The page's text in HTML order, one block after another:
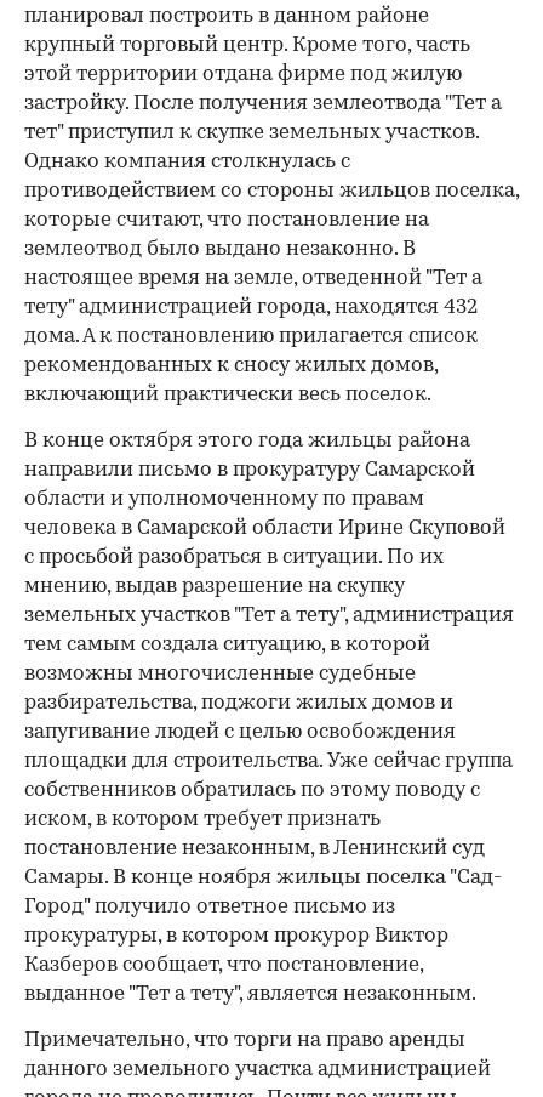
планировал построить в данном районе
крупный торговый центр. Кроме того, часть
этой территории отдана фирме под жилую
застройку. После получения землеотвода "Тет а
тет" приступил к скупке земельных участков.
Однако компания столкнулась с
противодействием со стороны жильцов поселка,
которые считают, что постановление на
землеотвод было выдано незаконно. В
настоящее время на земле, отведенной "Тет а
тету" администрацией города, находятся 432
дома. А к постановлению прилагается список
рекомендованных к сносу жилых домов,
включающий практически весь поселок.
В конце октября этого года жильцы района
направили письмо в прокуратуру Самарской
области и уполномоченному по правам
человека в Самарской области Ирине Скуповой
с просьбой разобраться в ситуации. По их
мнению, выдав разрешение на скупку
земельных участков "Тет а тету", администрация
тем самым создала ситуацию, в которой
возможны многочисленные судебные
разбирательства, поджоги жилых домов и
запугивание людей с целью освобождения
площадки для строительства. Уже сейчас группа
собственников обратилась по этому поводу с
иском, в котором требует признать
постановление незаконным, в Ленинский суд
Самары. В конце ноября жильцы поселка "Сад-
Город" получило ответное письмо из
прокуратуры, в котором прокурор Виктор
Казберов сообщает, что постановление,
выданное "Тет а тету", является незаконным.
Примечательно, что торги на право аренды
данного земельного участка администрацией